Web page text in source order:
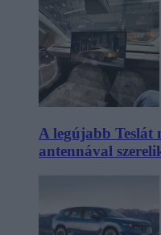
A legújabb
antennával